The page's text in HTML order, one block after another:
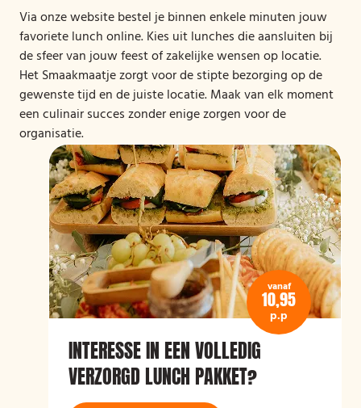
Via onze website bestel je binnen enkele minuten jouw
favoriete lunch online. Kies uit lunches die aansluiten bij
de sfeer van jouw feest of zakelijke wensen op locatie.
Het Smaakmaatje zorgt voor de stipte bezorging op de
gewenste tijd en de juiste locatie. Maak van elk moment
een culinair succes zonder enige zorgen voor de
organisatie.
vanaf
10,95
p.p
INTERESSE IN EEN VOLLEDIG
VERZORGD LUNCH PAKKET?